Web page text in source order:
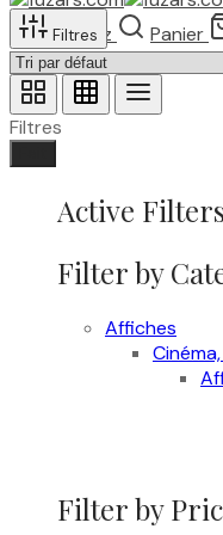
Recherchez Panier
Filtres
Filtres
Active
Filter by
Affiches
Filter by